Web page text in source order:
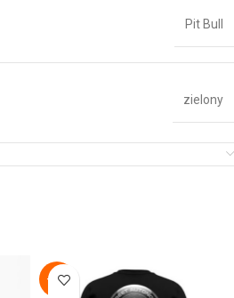
Pit Bull
zielony
-22%